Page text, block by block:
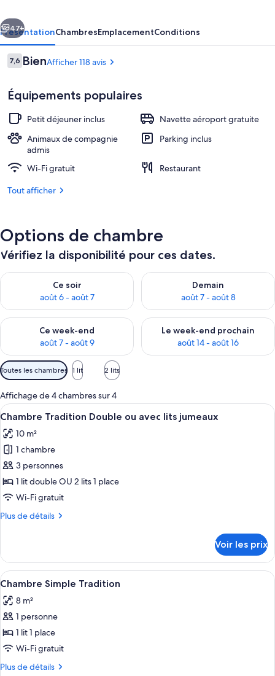
Cheminée
Suivant
47+
PrésentationChambresEmplacementConditions
Avis
voyageurs
7,67,6 sur 10
BienAfficher 118 avis
Équipements populaires
Petit déjeuner inclus
Navette aéroport gratuite
Animaux de compagnie
admis
Parking inclus
Wi-Fi gratuit
Restaurant
Tout afficher
Options de chambre
Vérifiez la disponibilité pour ces dates.
Ce soir
août 6 - août 7
Vérifier la disponibilité pour ce soir août 6 - août 7
Demain
août 7 - août 8
Vérifier la disponibilité pour
Ce week-end
août 7 - août 9
Vérifier la disponibilité pour ce week-end août 7 - août 9
Le week-end prochain
août 14 - août 16
Vérifier la disponibilité pour
Filtres
disponibles
pour
les
chambres
Toutes les chambres 1 lit 2 lits
Affichage de 4 chambres sur 4
Afficher
toutes
les
photos
pour
ce
type
chambre :
Double
ou
avec
lits
jumeaux
Lits bébé (en supplément), lits
10
Chambre Tradition Double ou avec lits jumeaux
10 m²
1 chambre
3 personnes
1 lit double OU 2 lits 1 place
Wi-Fi gratuit
Plus de détails
Plus
le
type
de
Chambre
Tradition
ou
avec
jumeaux
Voir les prix
Afficher
toutes
les
photos
pour
ce
type
Chambre Simple Tradition | Lits
3
Chambre Simple Tradition
8 m²
1 personne
1 lit 1 place
Wi-Fi gratuit
Plus de détails
Plus